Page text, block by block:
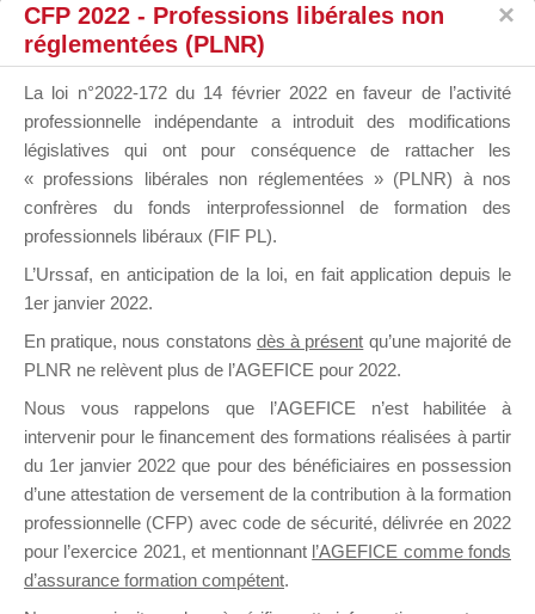
DE
Groupe Public
il y a 3 heures
Ce groupe est destiné aux Organismes de
formation. Il accueille également les Conseillers
CFP 2022 - Professions libérales non
réglementées (PLNR)
La loi n°2022-172 du 14 février 2022 en faveur de l’activité
professionnelle indépendante a introduit des modifications
législatives qui ont pour conséquence de rattacher les
« professions libérales non réglementées » (PLNR) à nos
confrères du fonds interprofessionnel de formation des
professionnels libéraux (FIF PL).
L’Urssaf, en anticipation de la loi, en fait application depuis le
1er janvier 2022.
En pratique, nous constatons dès à présent qu’une majorité de
PLNR ne relèvent plus de l’AGEFICE pour 2022.
Nous vous rappelons que l’AGEFICE n’est habilitée à
intervenir pour le financement des formations réalisées à partir
du 1er janvier 2022 que pour des bénéficiaires en possession
d’une attestation de versement de la contribution à la formation
professionnelle (CFP) avec code de sécurité, délivrée en 2022
pour l’exercice 2021, et mentionnant l’AGEFICE comme fonds
d’assurance formation compétent.